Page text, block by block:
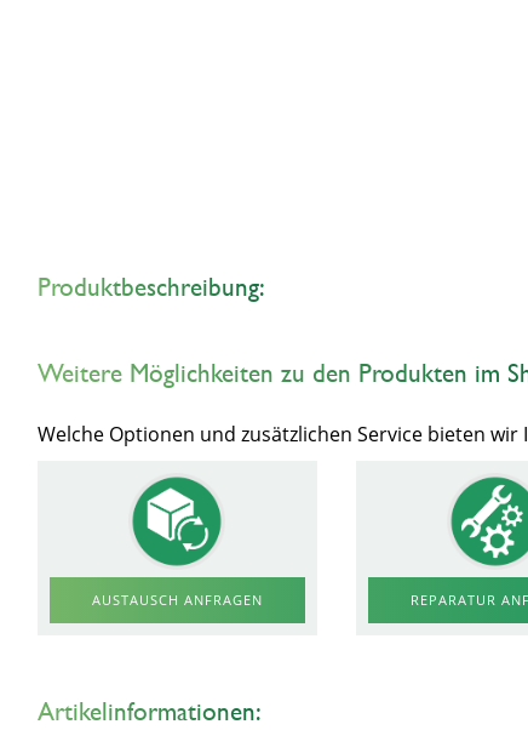
Produktbeschreibung:
Weitere Möglichkeiten zu den Produkten im
Welche Optionen und zusätzlichen Service bieten
AUSTAUSCH ANFRAGEN REPARATUR
Artikelinformationen: